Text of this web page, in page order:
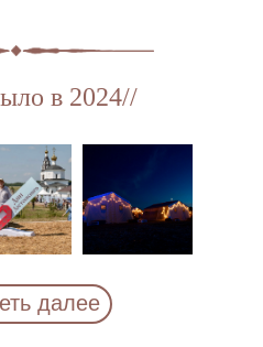
в 2024//
далее